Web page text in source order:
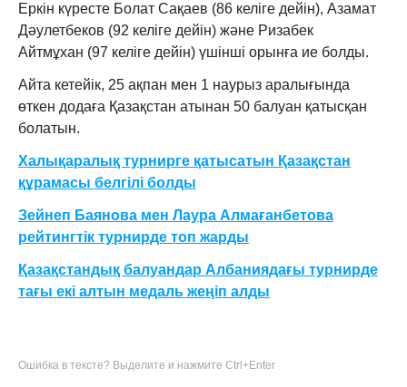
Еркін күресте Болат Сақаев (86 келіге дейін), Азамат
Дәулетбеков (92 келіге дейін) және Ризабек
Айтмұхан (97 келіге дейін) үшінші орынға ие болды.
Айта кетейік, 25 ақпан мен 1 наурыз аралығында
өткен додаға Қазақстан атынан 50 балуан қатысқан
болатын.
Халықаралық турнирге қатысатын Қазақстан
құрамасы белгілі болды
Зейнеп Баянова мен Лаура Алмағанбетова
рейтингтік турнирде топ жарды
Қазақстандық балуандар Албаниядағы турнирде
тағы екі алтын медаль жеңіп алды
Ошибка в тексте? Выделите и нажмите Ctrl+Enter